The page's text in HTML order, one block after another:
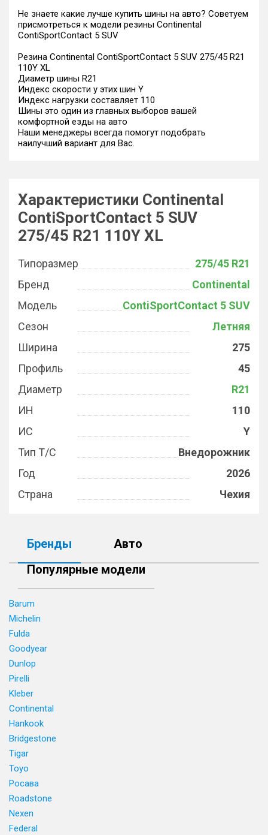
Не знаете какие лучше купить шины на авто? Советуем
присмотреться к модели резины Continental
ContiSportContact 5 SUV
Резина Continental ContiSportContact 5 SUV 275/45 R21
110Y XL
Диаметр шины R21
Индекс скорости у этих шин Y
Индекс нагрузки составляет 110
Шины это один из главных выборов вашей
комфортной езды на авто
Наши менеджеры всегда помогут подобрать
наилучший вариант для Вас.
Характеристики Continental
ContiSportContact 5 SUV
275/45 R21 110Y XL
Типоразмер
275/45 R21
Бренд
Continental
Модель
ContiSportContact 5 SUV
Сезон
Летняя
Ширина
275
Профиль
45
Диаметр
R21
ИН
110
ИС
Y
Тип Т/С
Внедорожник
Год
2026
Страна
Чехия
Бренды
Авто
Популярные модели
Barum
Michelin
Fulda
Goodyear
Dunlop
Pirelli
Kleber
Continental
Hankook
Bridgestone
Tigar
Toyo
Росава
Roadstone
Nexen
Federal